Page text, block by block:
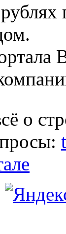
о